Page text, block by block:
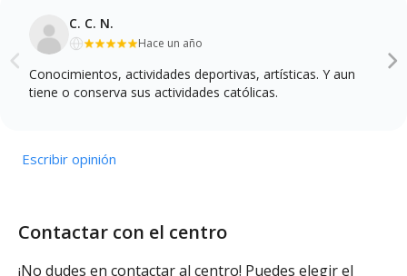
C. C. N.
Hace un año
Conocimientos, actividades deportivas, artísticas. Y aun
tiene o conserva sus actividades católicas.
Escribir opinión
Contactar con el centro
¡No dudes en contactar al centro! Puedes elegir el